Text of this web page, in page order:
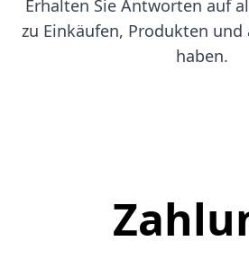
Erhalten Sie Antworten auf
zu Einkäufen, Produkten
haben.